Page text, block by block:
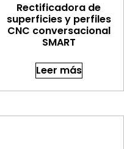
Rectificadora de
superficies y perfiles
CNC conversacional
SMART
Leer más